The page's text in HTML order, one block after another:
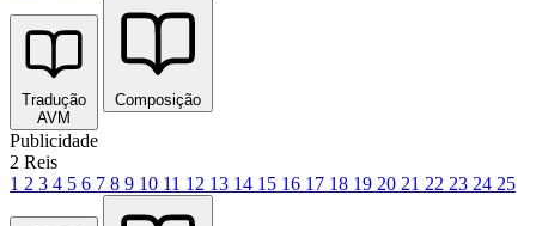
Tradução
AVM
Composição
Publicidade
2 Reis
1 2 3 4 5 6 7 8 9 10 11 12 13 14 15 16 17 18 19 20 21 22 23 24 25